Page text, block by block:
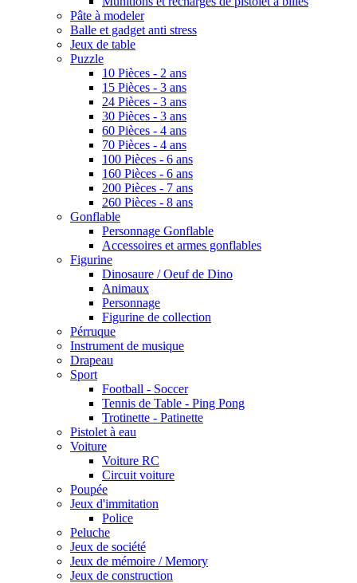
Pâte à modeler
Balle et gadget anti stress
Jeux de table
Puzzle
10 Pièces - 2 ans
15 Pièces - 3 ans
24 Pièces - 3 ans
30 Pièces - 3 ans
60 Pièces - 4 ans
70 Pièces - 4 ans
100 Pièces - 6 ans
160 Pièces - 6 ans
200 Pièces - 7 ans
260 Pièces - 8 ans
Gonflable
Personnage Gonflable
Accessoires et armes gonflables
Figurine
Dinosaure / Oeuf de Dino
Animaux
Personnage
Figurine de collection
Pérruque
Instrument de musique
Drapeau
Sport
Football - Soccer
Tennis de Table - Ping Pong
Trotinette - Patinette
Pistolet à eau
Voiture
Voiture RC
Circuit voiture
Poupée
Jeux d'immitation
Police
Peluche
Jeux de société
Jeux de mémoire / Memory
Jeux de construction